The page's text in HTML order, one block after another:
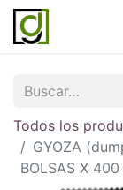
Todos los
GYOZA
BOLSAS X 400